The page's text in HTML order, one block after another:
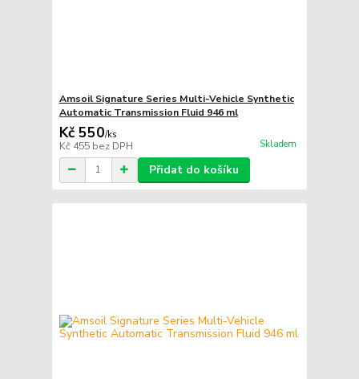
Amsoil Signature Series Multi-Vehicle Synthetic
Automatic Transmission Fluid 946 ml
Kč 550/ks
Kč 455 bez DPH Skladem
Přidat do košíku